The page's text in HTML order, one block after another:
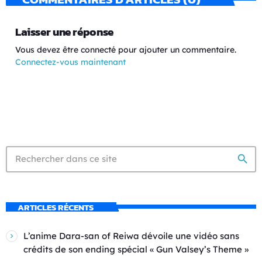
Laisser une réponse
Vous devez être connecté pour ajouter un commentaire.
Connectez-vous maintenant
search
ARTICLES RÉCENTS
L’anime Dara-san of Reiwa dévoile une vidéo sans
crédits de son ending spécial « Gun Valsey’s Theme »